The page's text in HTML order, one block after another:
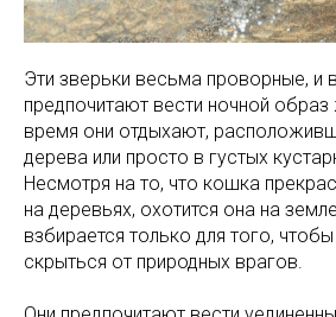
Эти зверьки весьма проворные, и
предпочитают вести ночной
время они отдыхают,
дерева или просто в густых
Несмотря на то, что кошка
на деревьях, охотится она на
взбирается только для того,
скрыться от природных врагов.